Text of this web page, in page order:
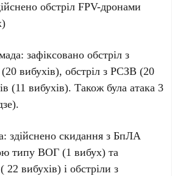
обстріл FPV-дронами
зафіксовано обстріл з
(20 вибухів), обстріл з РСЗВ (20
(11 вибухів). Також була атака 3
здійснено скидання з БпЛА
типу ВОГ (1 вибух) та
22 вибухів) і обстріли з